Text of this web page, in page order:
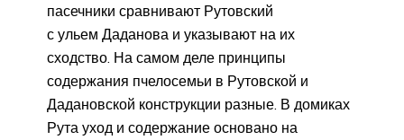
пасечники сравнивают Рутовский
с ульем Даданова и указывают на их
сходство. На самом деле принципы
содержания пчелосемьи в Рутовской и
Дадановской конструкции разные. В домиках
Рута уход и содержание основано на